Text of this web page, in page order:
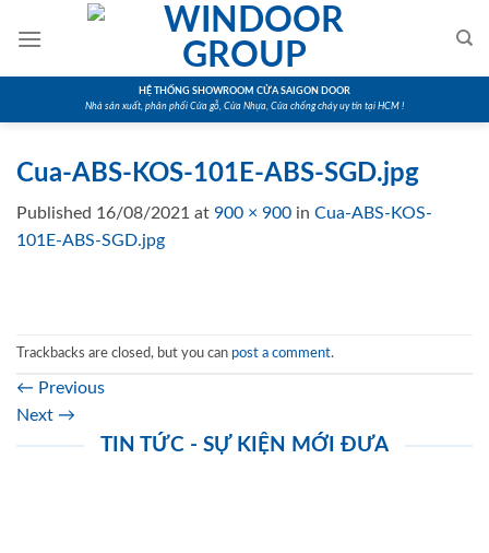
HỆ THỐNG SHOWROOM CỬA SAIGON DOOR
Nhà sản xuất, phân phối Cửa gỗ, Cửa Nhựa, Cửa chống cháy uy tín tại HCM !
Cua-ABS-KOS-101E-ABS-SGD.jpg
Published 16/08/2021 at 900 × 900 in Cua-ABS-KOS-
101E-ABS-SGD.jpg
Trackbacks are closed, but you can post a comment.
← Previous
Next →
TIN TỨC - SỰ KIỆN MỚI ĐƯA